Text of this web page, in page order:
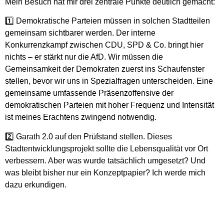
Mein Besuch hat mir drei zentrale Punkte deutlich gemacht:
1️⃣ Demokratische Parteien müssen in solchen Stadtteilen
gemeinsam sichtbarer werden. Der interne
Konkurrenzkampf zwischen CDU, SPD & Co. bringt hier
nichts – er stärkt nur die AfD. Wir müssen die
Gemeinsamkeit der Demokraten zuerst ins Schaufenster
stellen, bevor wir uns in Spezialfragen unterscheiden. Eine
gemeinsame umfassende Präsenzoffensive der
demokratischen Parteien mit hoher Frequenz und Intensität
ist meines Erachtens zwingend notwendig.
2️⃣ Garath 2.0 auf den Prüfstand stellen. Dieses
Stadtentwicklungsprojekt sollte die Lebensqualität vor Ort
verbessern. Aber was wurde tatsächlich umgesetzt? Und
was bleibt bisher nur ein Konzeptpapier? Ich werde mich
dazu erkundigen.